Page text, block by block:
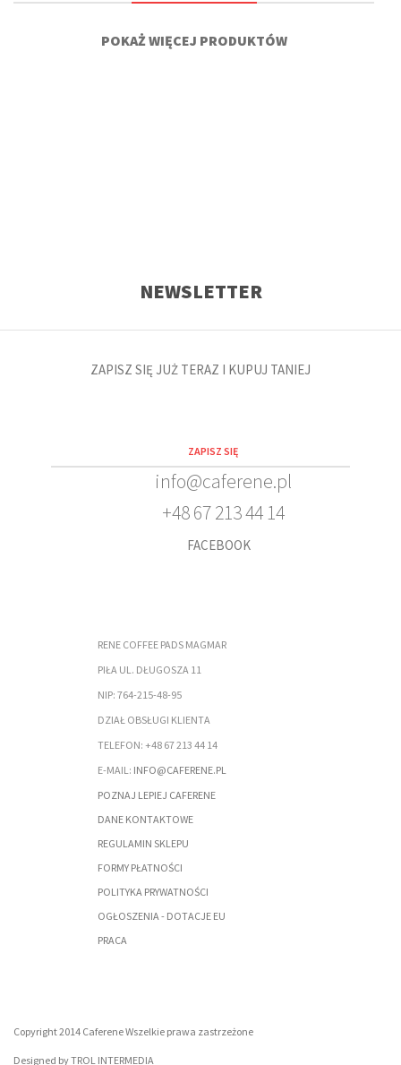
POKAŻ WIĘCEJ PRODUKTÓW
NEWSLETTER
ZAPISZ SIĘ JUŻ TERAZ I KUPUJ TANIEJ
info@caferene.pl
+4867 213 44 14
FACEBOOK
RENE COFFEE PADS MAGMAR
PIŁA UL. DŁUGOSZA 11
NIP: 764-215-48-95
DZIAŁ OBSŁUGI KLIENTA
TELEFON: +48 67 213 44 14
E-MAIL: INFO@CAFERENE.PL
POZNAJ LEPIEJ CAFERENE
DANE KONTAKTOWE
REGULAMIN SKLEPU
FORMY PŁATNOŚCI
POLITYKA PRYWATNOŚCI
OGŁOSZENIA - DOTACJE EU
PRACA
Copyright 2014 Caferene Wszelkie prawa zastrzeżone
Designed byTROL INTERMEDIA